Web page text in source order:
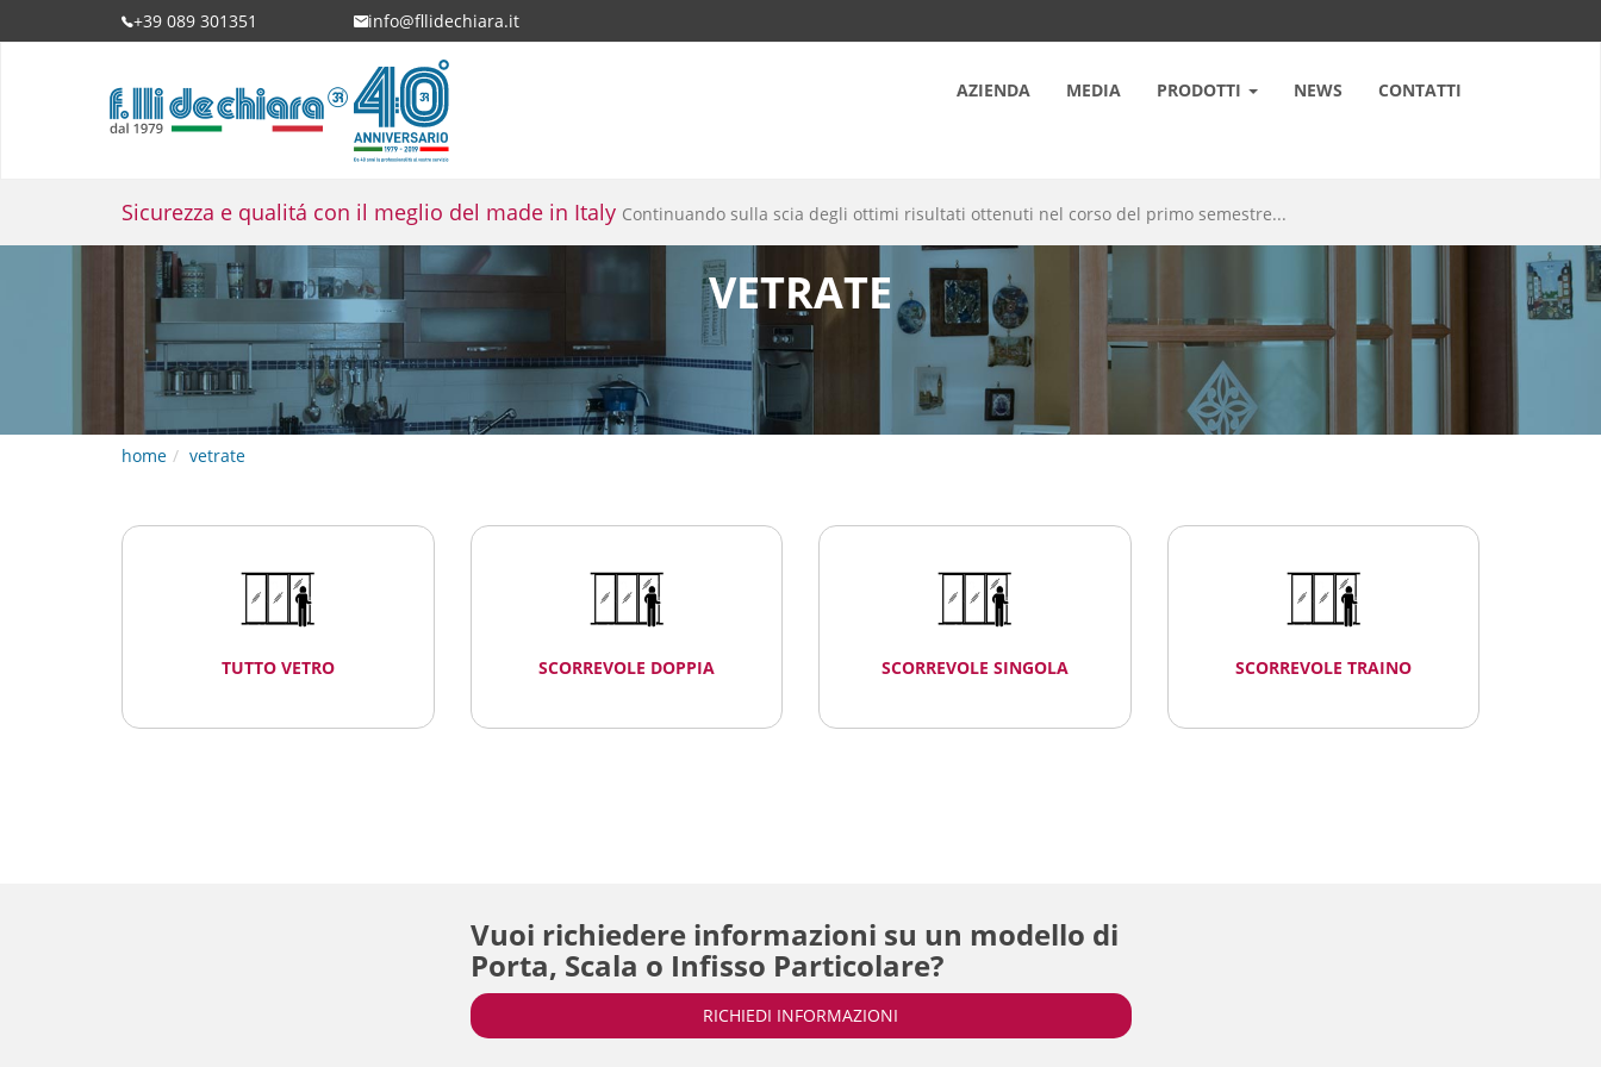
+39 089 301351 info@fllidechiara.it
AZIENDA MEDIA PRODOTTI NEWS CONTATTI
Sconto promozionale su Scrigno BaseSconto promozionale su Scrigno Base per interni nelle misure
Sicurezza e qualitá con il meglio del made in Italy Continuando sulla scia degli ottimi risultati ottenuti nel corso del primo semestre...
VETRATE
home vetrate
TUTTO VETRO SCORREVOLE DOPPIA SCORREVOLE SINGOLA SCORREVOLE TRAINO
Vuoi richiedere informazioni su un modello di
Porta, Scala o Infisso Particolare?
RICHIEDI INFORMAZIONI